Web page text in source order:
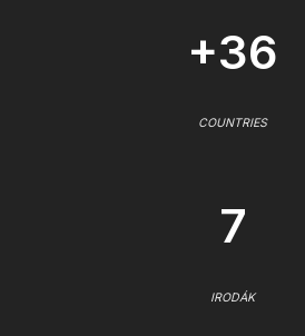
+36
COUNTRIES
7
IRODÁK